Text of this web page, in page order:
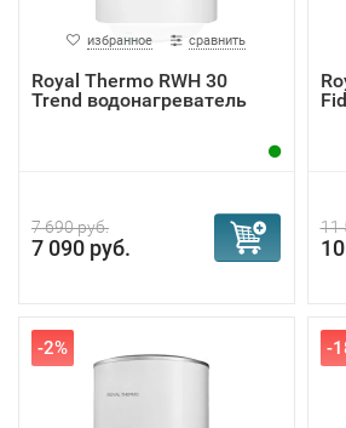
избранное сравнить
Royal Thermo RWH 30
Trend водонагреватель
7 690 руб.
7 090 руб.
11
-2% -